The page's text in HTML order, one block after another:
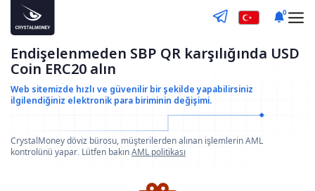
0
Endişelenmeden SBP QR karşılığında USD
Coin ERC20 alın
Web sitemizde hızlı ve güvenilir bir şekilde yapabilirsiniz
ilgilendiğiniz elektronik para biriminin değişimi.
CrystalMoney döviz bürosu, müşterilerden alınan işlemlerin AML
kontrolünü yapar. Lütfen bakınAML politikası